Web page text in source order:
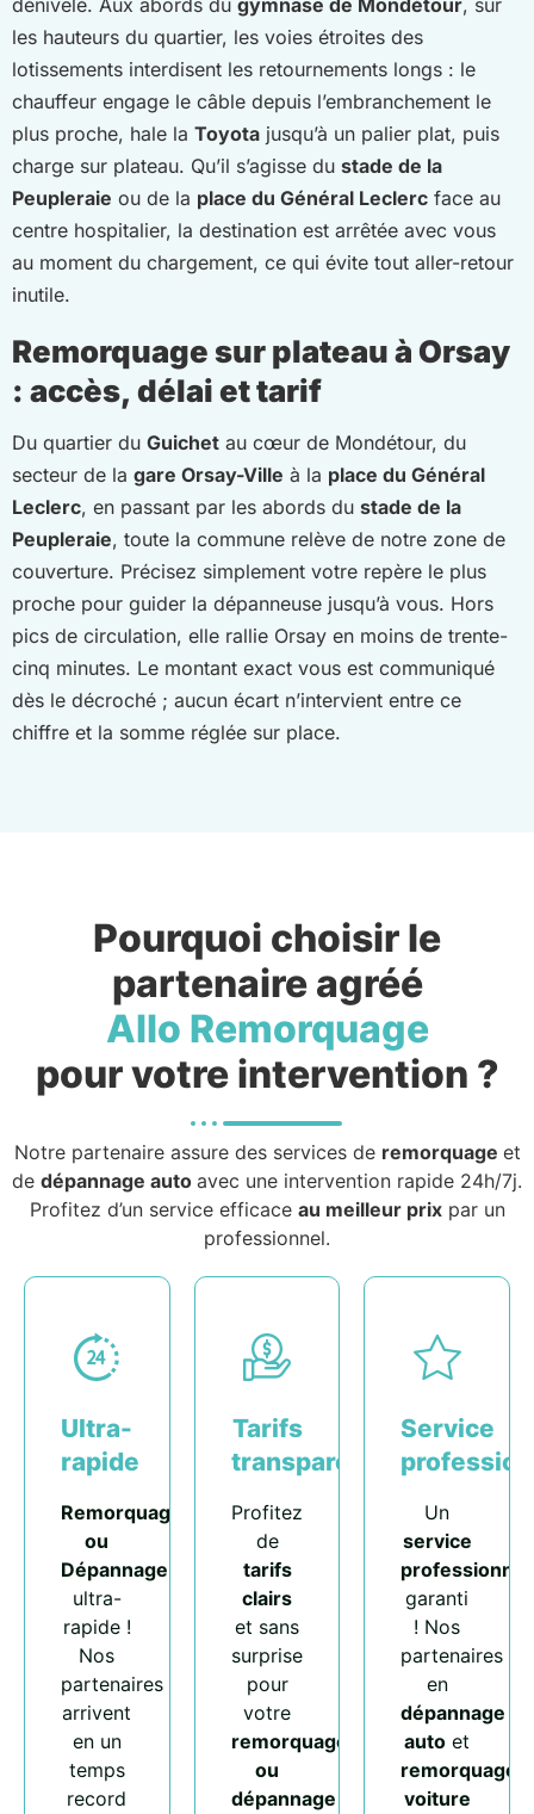
les hauteurs du quartier, les voies étroites des
lotissements interdisent les retournements longs : le
chauffeur engage le câble depuis l’embranchement le
plus proche, hale la Toyota jusqu’à un palier plat, puis
charge sur plateau. Qu’il s’agisse du stade de la
Peupleraie ou de la place du Général Leclerc face au
centre hospitalier, la destination est arrêtée avec vous
au moment du chargement, ce qui évite tout aller-retour
inutile.
Remorquage sur plateau à Orsay
: accès, délai et tarif
Du quartier du Guichet au cœur de Mondétour, du
secteur de la gare Orsay-Ville à la place du Général
Leclerc, en passant par les abords du stade de la
Peupleraie, toute la commune relève de notre zone de
couverture. Précisez simplement votre repère le plus
proche pour guider la dépanneuse jusqu’à vous. Hors
pics de circulation, elle rallie Orsay en moins de trente-
cinq minutes. Le montant exact vous est communiqué
dès le décroché ; aucun écart n’intervient entre ce
chiffre et la somme réglée sur place.
Pourquoi choisir le
partenaire agréé
Allo Remorquage
pour votre intervention ?
Notre partenaire assure des services de remorquage et
de dépannage auto avec une intervention rapide 24h/7j.
Profitez d’un service efficace au meilleur prixpar un
professionnel.
Ultra-
rapide
Remorquage
ou
Dépannage
ultra-
rapide !
Nos
partenaires
arrivent
en un
temps
record
Tarifs
transparents
Profitez
de
tarifs
clairs
et sans
surprise
pour
votre
remorquage
ou
dépannage
Service
Un
service
professionnel
garanti
! Nos
partenaires
en
dépannage
auto et
remorquage
voiture